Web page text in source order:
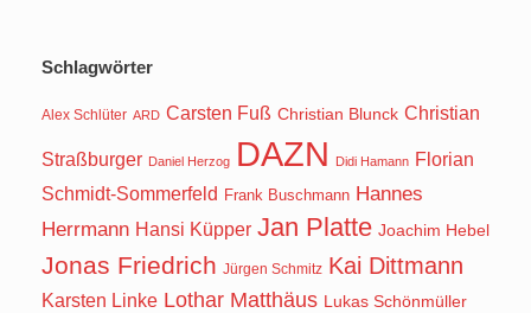
Schlagwörter
Alex Schlüter ARD Carsten Fuß Christian Blunck Christian
Straßburger Daniel Herzog DAZN Didi Hamann Florian
Schmidt-Sommerfeld Frank Buschmann Hannes
Herrmann Hansi Küpper Jan Platte Joachim Hebel
Jonas Friedrich Jürgen Schmitz Kai Dittmann
Karsten Linke Lothar Matthäus Lukas Schönmüller